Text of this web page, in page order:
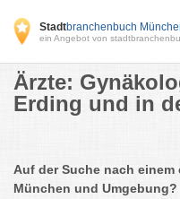
Stadtbranchenbuch
ein Angebot von
Ärzte:
Erding und in
Auf der Suche nach
München und Umgebung?